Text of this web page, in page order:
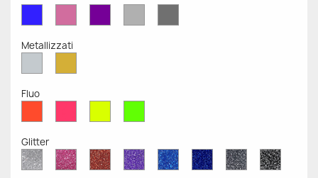
OpacoOpacoOpacoChiaroScuro
Metallizzati
MetallizzatoMetallizzato
Fluo
Fluo
Fluo
Fluo
Fluo
Glitter
Diamante
Glitter
Rosa
Glitter
Rosso
Glitter
Viola
Glitter
Blu
Zaffiro
Blu
Cobalto
Grigio
Glitter
Nero
Glitter